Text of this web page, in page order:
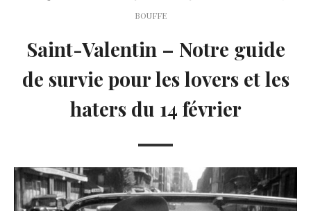
BOUFFE
Saint-Valentin – Notre guide
de survie pour les lovers et les
haters du 14 février